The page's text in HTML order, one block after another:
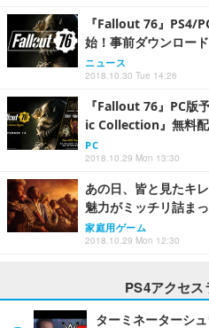
『Fallout 76』PS4/
始！事前ダウンロー
ニュース
2018.10.30 Tue 14:26
『Fallout 76』PC版
ic Collection』無料
PC
2018.10.29 Mon 13:30
あの日、皆と見たキ
魅力がミッチリ詰ま
家庭用ゲーム
2018.10.29 Mon 12:30
PS4アクセス
ターミネーターシ